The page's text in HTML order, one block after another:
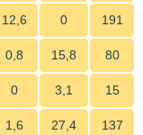
12,6 0 191
0,8 15,8 80
0 3,1 15
1,6 27,4 137